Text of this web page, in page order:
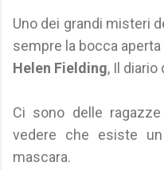
Uno dei grandi misteri
sempre la bocca
Helen Fielding, Il diario
Ci sono delle
vedere che esiste
mascara.